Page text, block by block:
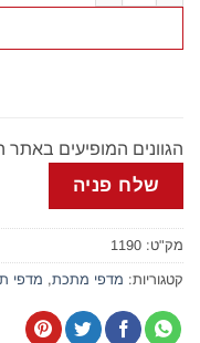
הגוונים המופיעים
שלח פניה
מק"ט: 1190
קטגוריות: מדפי מתכת, מדפי